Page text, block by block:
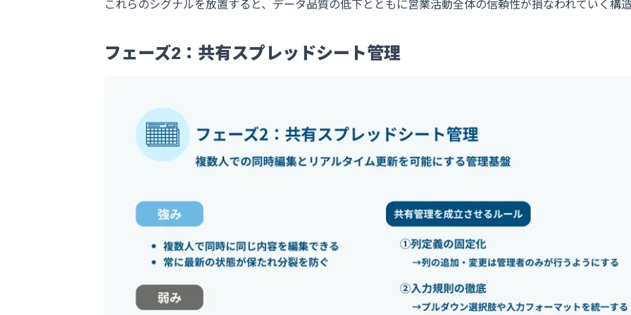
これらのシグナルを放置すると、データ品質の低下とともに営業活動全体の信頼性が損なわれていく構造
フェーズ2：共有スプレッドシート管理